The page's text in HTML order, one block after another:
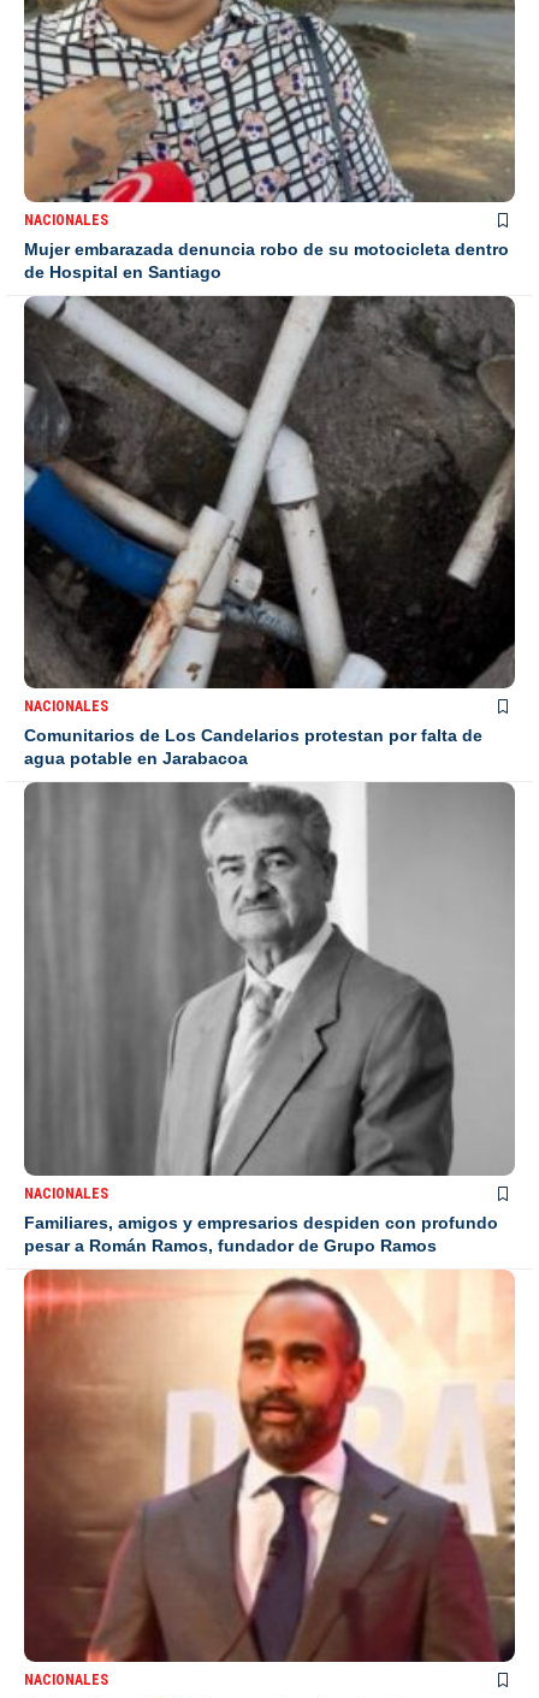
NACIONALES
Mujer embarazada denuncia robo de su motocicleta dentro
de Hospital en Santiago
NACIONALES
Comunitarios de Los Candelarios protestan por falta de
agua potable en Jarabacoa
NACIONALES
Familiares, amigos y empresarios despiden con profundo
pesar a Román Ramos, fundador de Grupo Ramos
NACIONALES